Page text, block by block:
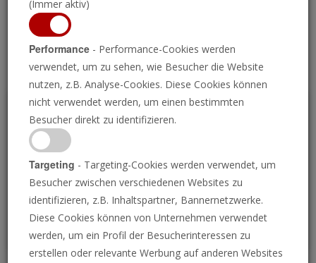
Programm ansehen
P
(Immer aktiv)
Performance - Performance-Cookies werden
verwendet, um zu sehen, wie Besucher die Website
nutzen, z.B. Analyse-Cookies. Diese Cookies können
nicht verwendet werden, um einen bestimmten
Besucher direkt zu identifizieren.
Targeting - Targeting-Cookies werden verwendet, um
Besucher zwischen verschiedenen Websites zu
identifizieren, z.B. Inhaltspartner, Bannernetzwerke.
Diese Cookies können von Unternehmen verwendet
werden, um ein Profil der Besucherinteressen zu
erstellen oder relevante Werbung auf anderen Websites